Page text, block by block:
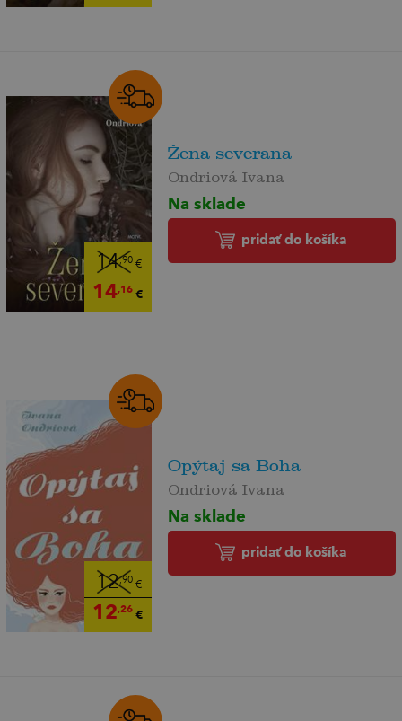
14,90€
14,16€
Žena severana
Ondriová Ivana
Na sklade
pridať do košíka
12,90€
12,26€
Opýtaj sa Boha
Ondriová Ivana
Na sklade
pridať do košíka